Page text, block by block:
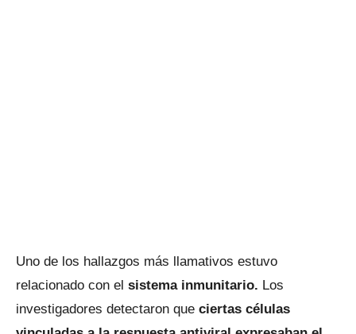
Uno de los hallazgos más llamativos estuvo
relacionado con el sistema inmunitario. Los
investigadores detectaron que ciertas células